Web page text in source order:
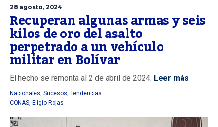
28 agosto, 2024
Recuperan algunas armas y seis
kilos de oro del asalto
perpetrado a un vehículo
militar en Bolívar
El hecho se remonta al 2 de abril de 2024. Leer más
Nacionales, Sucesos, Tendencias
CONAS, Eligio Rojas